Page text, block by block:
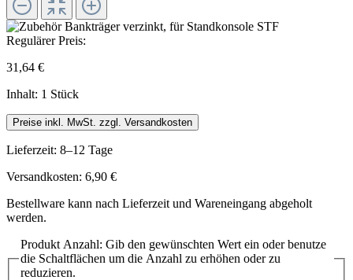
Regulärer Preis:
31,64 €
Inhalt: 1 Stück
Preise inkl. MwSt. zzgl. Versandkosten
Lieferzeit: 8–12 Tage
Versandkosten: 6,90 €
Bestellware kann nach Lieferzeit und Wareneingang abgeholt
werden.
Produkt Anzahl: Gib den gewünschten Wert ein oder benutze
die Schaltflächen um die Anzahl zu erhöhen oder zu
reduzieren.